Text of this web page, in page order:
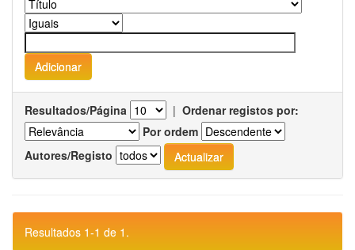
Resultados/Página | Ordenar registos por:
Por ordem
Autores/Registo
Resultados 1-1 de 1.